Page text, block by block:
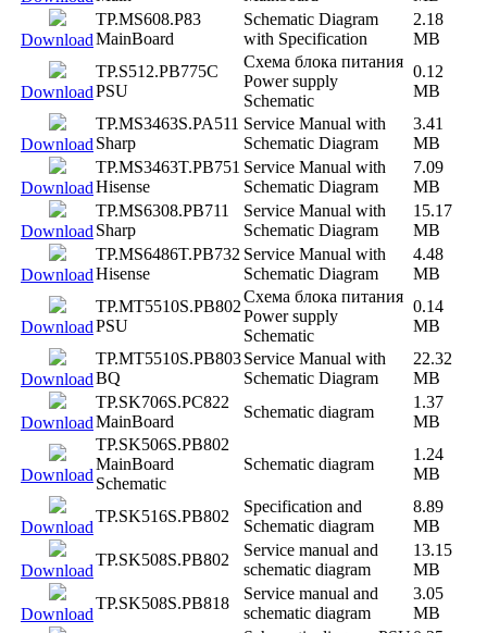
Download
TP.MS608.P83
MainBoard
Schematic Diagram
with Specification
2.18
MB
Download
TP.S512.PB775C
PSU
Схема блока питания
Power supply
Schematic
0.12
MB
Download
TP.MS3463S.PA511
Sharp
Service Manual with
Schematic Diagram
3.41
MB
Download
TP.MS3463T.PB751
Hisense
Service Manual with
Schematic Diagram
7.09
MB
Download
TP.MS6308.PB711
Sharp
Service Manual with
Schematic Diagram
15.17
MB
Download
TP.MS6486T.PB732
Hisense
Service Manual with
Schematic Diagram
4.48
MB
Download
TP.MT5510S.PB802
PSU
Схема блока питания
Power supply
Schematic
0.14
MB
Download
TP.MT5510S.PB803
BQ
Service Manual with
Schematic Diagram
22.32
MB
Download
TP.SK706S.PC822
MainBoard
Schematic diagram
1.37
MB
Download
TP.SK506S.PB802
MainBoard
Schematic
Schematic diagram
1.24
MB
Download
TP.SK516S.PB802
Specification and
Schematic diagram
8.89
MB
Download
TP.SK508S.PB802
Service manual and
schematic diagram
13.15
MB
Download
TP.SK508S.PB818
Service manual and
schematic diagram
3.05
MB